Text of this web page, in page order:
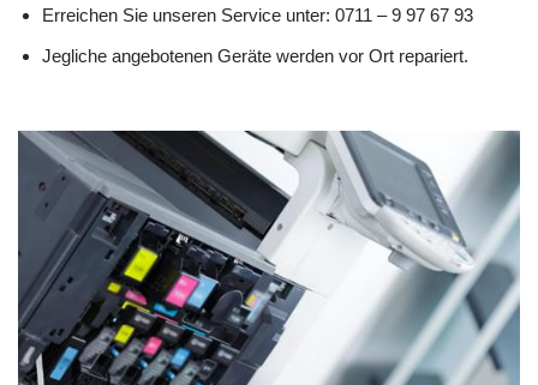
Erreichen Sie unseren Service unter: 0711 – 9 97 67 93
Jegliche angebotenen Geräte werden vor Ort repariert.